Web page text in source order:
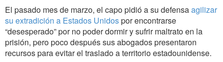
El pasado mes de marzo, el capo pidió a su defensaagilizar
su extradición a Estados Unidospor encontrarse
“desesperado” por no poder dormir y sufrir maltrato en la
prisión, pero poco después sus abogados presentaron
recursos para evitar el traslado a territorio estadounidense.